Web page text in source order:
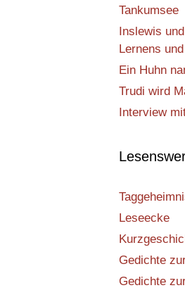
Tankumsee
Inslewis
Lernens
Ein Huhn
Trudi wird
Interview
Leseecke
Gedichte
Gedichte